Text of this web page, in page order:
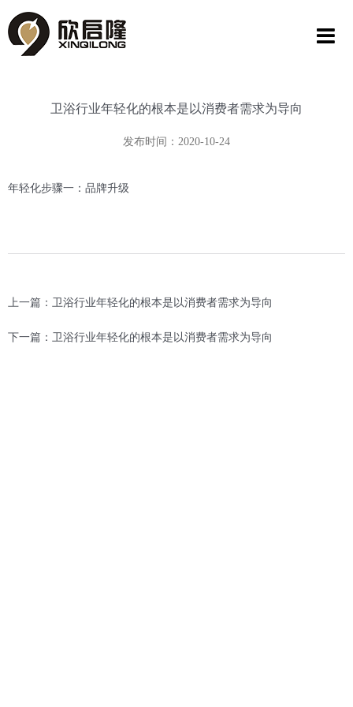
卫浴行业年轻化的根本是以消费者需求为导向
发布时间：2020-10-24
年轻化步骤一：品牌升级
上一篇：卫浴行业年轻化的根本是以消费者需求为导向
下一篇：卫浴行业年轻化的根本是以消费者需求为导向